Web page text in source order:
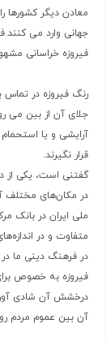
معادن‌ دیگر کشورها
جهانی‌ وارد می‌
فیروزه‌ خراسانی‌
رنگ‌ فیروزه‌ در تماس‌
جلای‌ آن‌ از بین‌ می
آرایشی‌ و یا
قرار نگیرند.
گفتنی‌ است، یکی‌ از
در مکان‌های‌ مختلف‌
ملی‌ ایران‌ در بانک‌
متفاوت‌ و در
در فرهنگ‌ دینی‌ ما
فیروزه‌ به ‌خصوص‌
درخشش‌ آن‌ شادی ‌آور
آن‌ بین‌ عموم‌ مردم‌